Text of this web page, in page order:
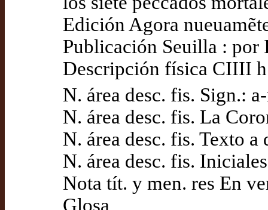
Edición Agora
Publicación Seuilla : por
Descripción física CIIII
N. área desc. fis. Sign.:
N. área desc. fis. La
N. área desc. fis. Texto a
N. área desc. fis.
Nota tít. y men. res En
Glosa